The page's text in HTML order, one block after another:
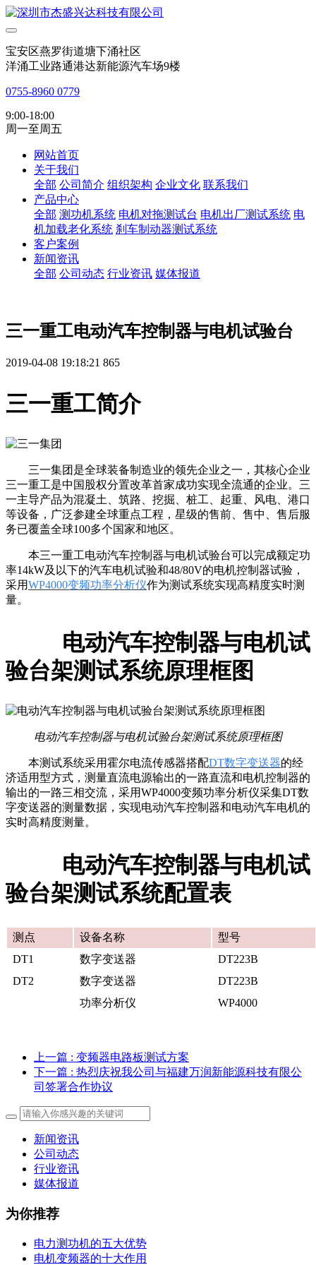
宝安区燕罗街道塘下涌社区
洋涌工业路通港达新能源汽车场9楼
0755-8960 0779
9:00-18:00
周一至周五
网站首页
关于我们
全部 公司简介 组织架构 企业文化 联系我们
产品中心
全部 测功机系统 电机对拖测试台 电机出厂测试系统 电
机加载老化系统 刹车制动器测试系统
客户案例
新闻资讯
全部 公司动态 行业资讯 媒体报道
三一重工电动汽车控制器与电机试验台
2019-04-08 19:18:21 865
三一重工简介
三一集团是全球装备制造业的领先企业之一，其核心企业
三一重工是中国股权分置改革首家成功实现全流通的企业。三
一主导产品为混凝土、筑路、挖掘、桩工、起重、风电、港口
等设备，广泛参建全球重点工程，星级的售前、售中、售后服
务已覆盖全球100多个国家和地区。
本三一重工电动汽车控制器与电机试验台可以完成额定功
率14kW及以下的汽车电机试验和48/80V的电机控制器试验，
采用WP4000变频功率分析仪作为测试系统实现高精度实时测
量。
电动汽车控制器与电机试
验台架测试系统原理框图
电动汽车控制器与电机试验台架测试系统原理框图
本测试系统采用霍尔电流传感器搭配DT数字变送器的经
济适用型方式，测量直流电源输出的一路直流和电机控制器的
输出的一路三相交流，采用WP4000变频功率分析仪采集DT数
字变送器的测量数据，实现电动汽车控制器和电动汽车电机的
实时高精度测量。
电动汽车控制器与电机试
验台架测试系统配置表
测点 设备名称
型号
DT1
数字变送器
DT223B
DT2
数字变送器
DT223B
功率分析仪
WP4000
上一篇 : 变频器电路板测试方案
下一篇 : 热烈庆祝我公司与福建万润新能源科技有限公
司签署合作协议
新闻资讯
公司动态
行业资讯
媒体报道
为你推荐
电力测功机的五大优势
电机变频器的十大作用